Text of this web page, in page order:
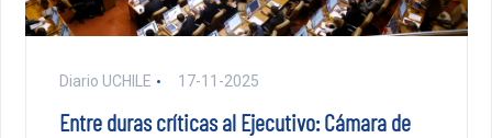
Diario UCHILE 17-11-2025
Entre duras críticas al Ejecutivo: Cámara de